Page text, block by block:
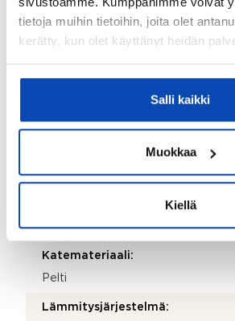
tietoja muihin tietoihin, joita olet
kerätty, kun olet käyttänyt heidän
Salli kaikki
Muokkaa
Kiellä
440 406 651
Isännöitsijäntodistuksen
1960
Rakennus- ja pintamateriaalit:
Tiili
Harjakatto
Katemateriaali:
Pelti
Lämmitysjärjestelmä: